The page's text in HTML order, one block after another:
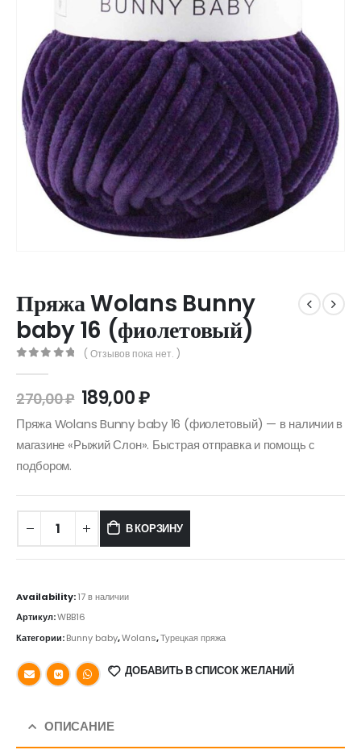
Пряжа Wolans Bunny
baby 16 (фиолетовый)
( Отзывов пока нет. )
270,00₽ 189,00₽
Пряжа Wolans Bunny baby 16 (фиолетовый) — в наличии в
магазине «Рыжий Слон». Быстрая отправка и помощь с
подбором.
В КОРЗИНУ
Availability:17 в наличии
Артикул:WBB16
Категории:Bunny baby,Wolans,Турецкая пряжа
ДОБАВИТЬ В СПИСОК ЖЕЛАНИЙ
ОПИСАНИЕ